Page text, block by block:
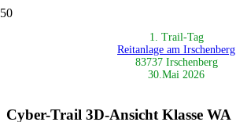
1. Trail-Tag
Reitanlage am Irschenberg
83737 Irschenberg
30.Mai 2026
Cyber-Trail 3D-Ansicht Klasse WA